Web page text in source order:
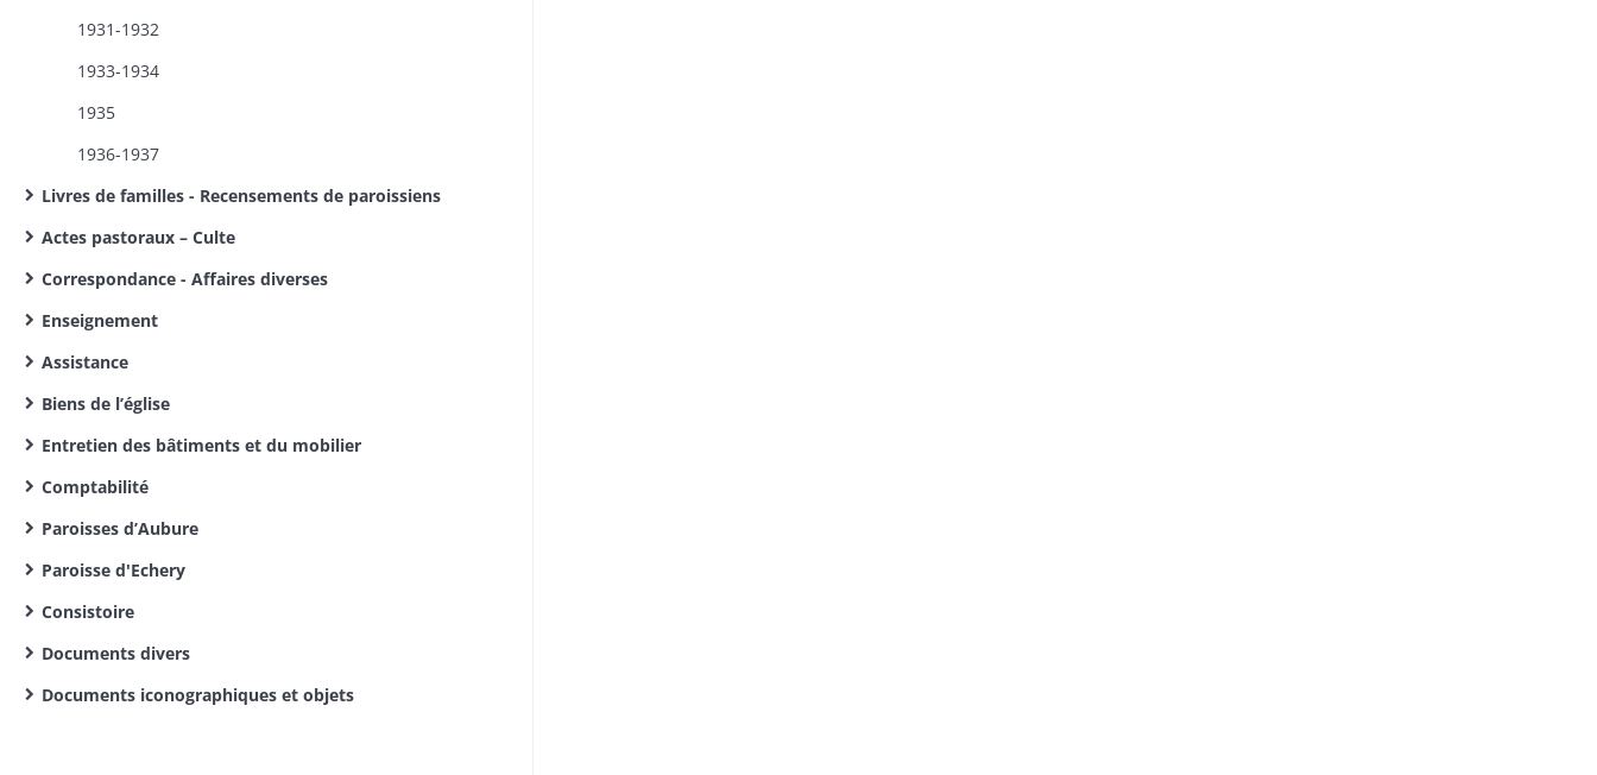
1931-1932
1933-1934
1935
1936-1937​
Livres de familles - Recensements de paroissiens
Actes pastoraux – Culte
Correspondance - Affaires diverses
Enseignement
Assistance
Biens de l’église
Entretien des bâtiments et du mobilier
Comptabilité
Paroisses d’Aubure
Paroisse d'Echery
Consistoire
Documents divers
Documents iconographiques et objets